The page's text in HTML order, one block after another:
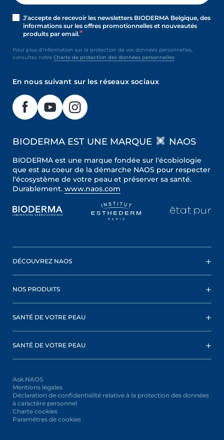
J’accepte de recevoir les newsletters BIODERMA Belgique, des
informations sur les offres promotionnelles et nouveautés
produits par email.
Pour plus d’information sur la protection de vos données personnelles,
consultez notre Charte de protection des données personnelles
En nous suivant sur les réseaux sociaux
BIODERMA EST UNE MARQUE NAOS
BIODERMA est une marque fondée sur l'écobiologie
que est au coeur de la démarche NAOS pour respecter
l'écosystème de votre peau et préserver sa santé.
Durablement. www.naos.com
DÉCOUVREZ NAOS
NOS PRODUITS
SANTÉ DE VOTRE PEAU
SANTÉ DE VOTRE PEAU
Ask.NAOS
Mentions légales
Déclaration de confidentialité relative à la protection des données
à caractère personnel
Charte cookies
Paramètres de cookies